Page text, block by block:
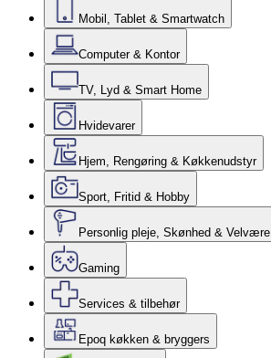
Mobil, Tablet & Smartwatch
Computer & Kontor
TV, Lyd & Smart Home
Hvidevarer
Hjem, Rengøring & Køkkenudstyr
Sport, Fritid & Hobby
Personlig pleje, Skønhed & Velvære
Gaming
Services & tilbehør
Epoq køkken & bryggers